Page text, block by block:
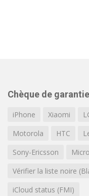
Chèque de garantie
iPhone Xiaomi
Motorola
HTC
Sony-Ericsson
Vérifier la liste noire
iCloud status (FMI)